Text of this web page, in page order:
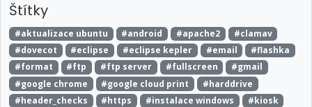
Štítky
#aktualizace ubuntu #android #apache2
#clamav
#dovecot
#eclipse #eclipse kepler #email
#flashka
#format
#ftp #ftp server #fullscreen
#gmail
#google chrome
#google cloud print
#harddrive
#header_checks
#https #instalace windows
#kiosk